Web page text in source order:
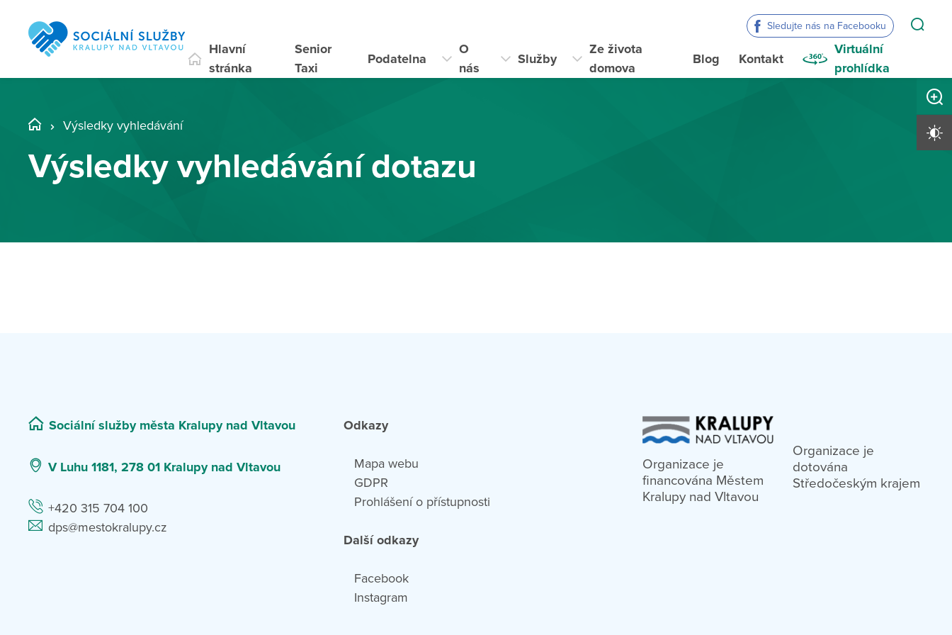
Sledujte nás na Facebooku
Hlavní
stránka
Senior
Taxi
Podatelna
O
nás
Služby
Ze života
domova
Blog Kontakt
Virtuální
prohlídka
Výsledky vyhledávání
Výsledky vyhledávání dotazu
Sociální služby města Kralupy nad Vltavou
V Luhu 1181, 278 01 Kralupy nad Vltavou
+420 315 704 100
dps@mestokralupy.cz
Odkazy
Mapa webu
GDPR
Prohlášení o přístupnosti
Další odkazy
Facebook
Instagram
Organizace je
financována Městem
Kralupy nad Vltavou
Organizace je
dotována
Středočeským krajem